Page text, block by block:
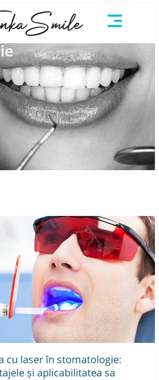
cu laser în stomatologie:
și aplicabilitatea sa